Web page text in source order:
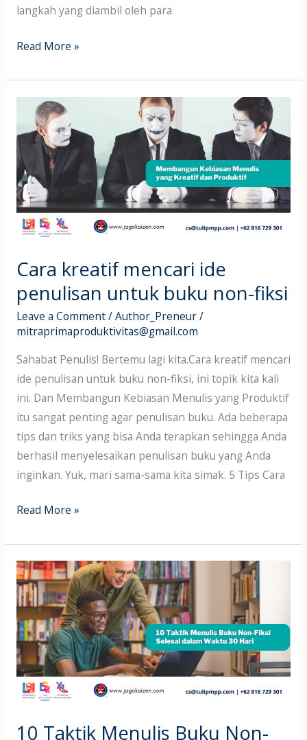
langkah yang diambil oleh para
Read More »
Cara kreatif mencari ide
penulisan untuk buku non-fiksi
Leave a Comment/Author_Preneur/
mitraprimaproduktivitas@gmail.com
Sahabat Penulis! Bertemu lagi kita.Cara kreatif mencari
ide penulisan untuk buku non-fiksi, ini topik kita kali
ini. Dan Membangun Kebiasan Menulis yang Produktif
itu sangat penting agar penulisan buku. Ada beberapa
tips dan triks yang bisa Anda terapkan sehingga Anda
berhasil menyelesaikan penulisan buku yang Anda
inginkan. Yuk, mari sama-sama kita simak. 5 Tips Cara
Cara
kreatif
mencari
ide
penulisan
untuk
buku
non-
fiksi
Read More »
10 Taktik Menulis Buku Non-
10
Taktik
Menulis
Buku
Non-
Fiksi
Selesai
dalam
Waktu